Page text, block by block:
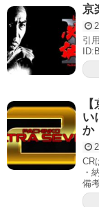
京
引
い
か
CR
・
備